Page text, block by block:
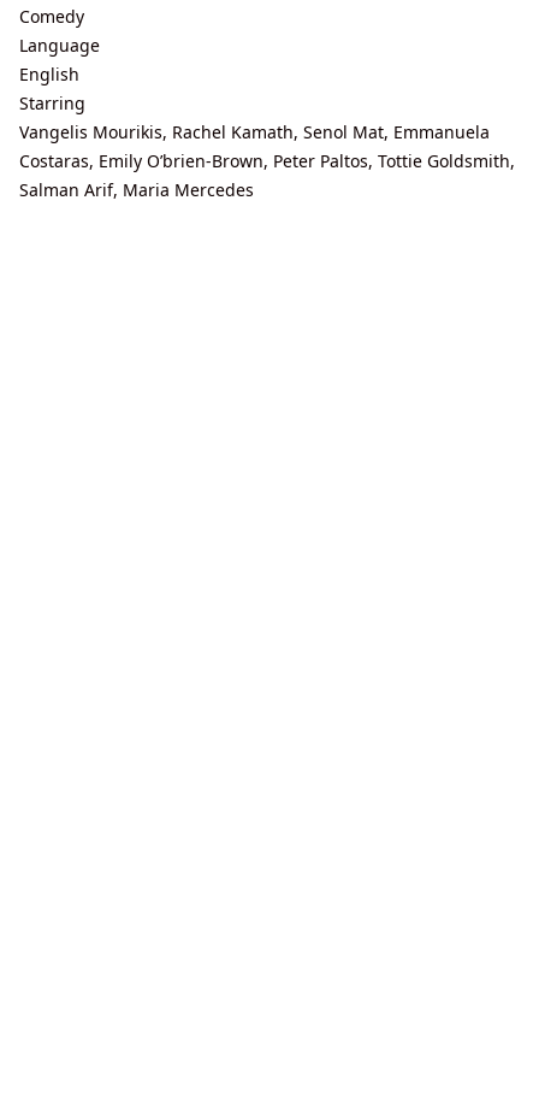
Comedy
Language
English
Starring
Vangelis Mourikis, Rachel Kamath, Senol Mat, Emmanuela
Costaras, Emily O’brien-Brown, Peter Paltos, Tottie Goldsmith,
Salman Arif, Maria Mercedes